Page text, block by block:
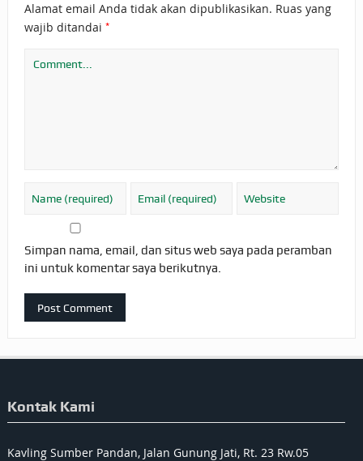
Alamat email Anda tidak akan dipublikasikan. Ruas yang
wajib ditandai *
Simpan nama, email, dan situs web saya pada peramban
ini untuk komentar saya berikutnya.
Kontak Kami
Kavling Sumber Pandan, Jalan Gunung Jati, Rt. 23 Rw.05